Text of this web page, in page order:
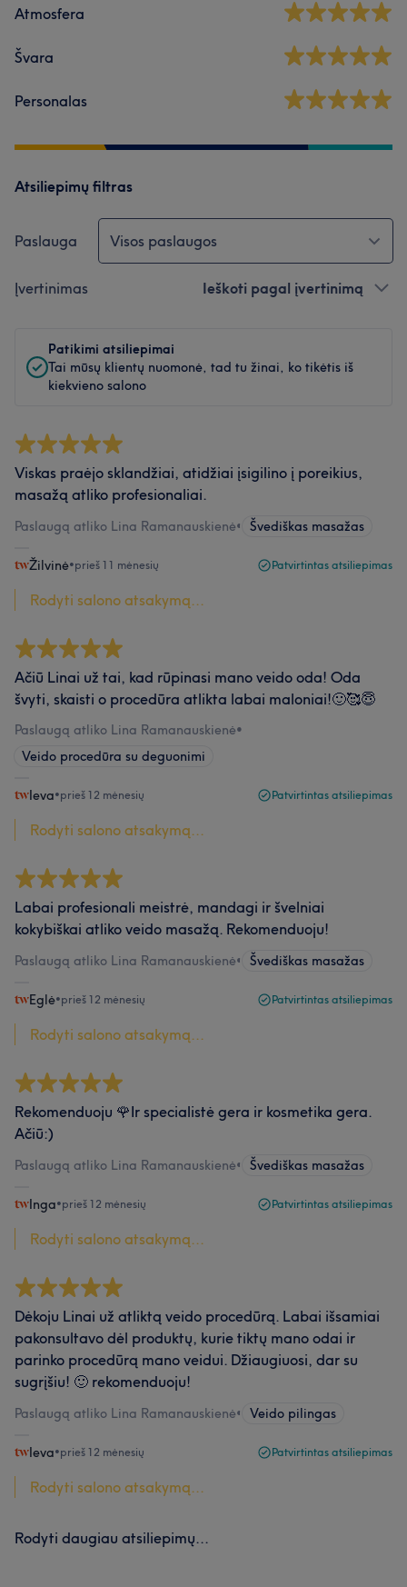
Atmosfera
Švara
Personalas
Atsiliepimų filtras
Paslauga Visos paslaugos
Įvertinimas Ieškoti pagal įvertinimą
Patikimi atsiliepimai
Tai mūsų klientų nuomonė, tad tu žinai, ko tikėtis iš
kiekvieno salono
Viskas praėjo sklandžiai, atidžiai įsigilino į poreikius,
masažą atliko profesionaliai.
Paslaugą atliko Lina Ramanauskienė• Švediškas masažas
Žilvinė•prieš 11 mėnesių Patvirtintas atsiliepimas
Rodyti salono atsakymą...
Ačiū Linai už tai, kad rūpinasi mano veido oda! Oda
švyti, skaisti o procedūra atlikta labai maloniai!🙂🥰😇
Paslaugą atliko Lina Ramanauskienė•
Veido procedūra su deguonimi
Ieva•prieš 12 mėnesių Patvirtintas atsiliepimas
Rodyti salono atsakymą...
Labai profesionali meistrė, mandagi ir švelniai
kokybiškai atliko veido masažą. Rekomenduoju!
Paslaugą atliko Lina Ramanauskienė• Švediškas masažas
Eglė•prieš 12 mėnesių Patvirtintas atsiliepimas
Rodyti salono atsakymą...
Rekomenduoju 🌹Ir specialistė gera ir kosmetika gera.
Ačiū:)
Paslaugą atliko Lina Ramanauskienė• Švediškas masažas
Inga•prieš 12 mėnesių Patvirtintas atsiliepimas
Rodyti salono atsakymą...
Dėkoju Linai už atliktą veido procedūrą. Labai išsamiai
pakonsultavo dėl produktų, kurie tiktų mano odai ir
parinko procedūrą mano veidui. Džiaugiuosi, dar su
sugrįšiu! 🙂 rekomenduoju!
Paslaugą atliko Lina Ramanauskienė• Veido pilingas
Ieva•prieš 12 mėnesių Patvirtintas atsiliepimas
Rodyti salono atsakymą...
Rodyti daugiau atsiliepimų...